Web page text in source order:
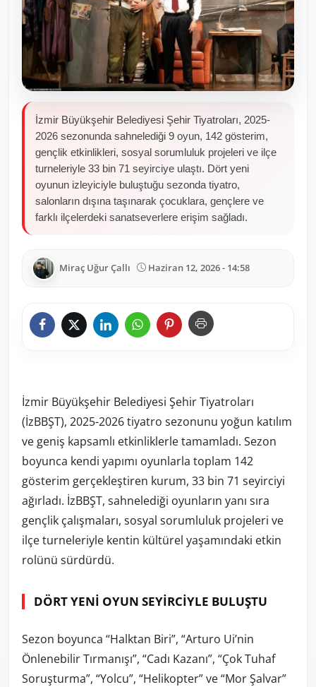
İzmir Büyükşehir Belediyesi Şehir Tiyatroları, 2025-
2026 sezonunda sahnelediği 9 oyun, 142 gösterim,
gençlik etkinlikleri, sosyal sorumluluk projeleri ve ilçe
turneleriyle 33 bin 71 seyirciye ulaştı. Dört yeni
oyunun izleyiciyle buluştuğu sezonda tiyatro,
salonların dışına taşınarak çocuklara, gençlere ve
farklı ilçelerdeki sanatseverlere erişim sağladı.
Miraç Uğur Çallı Haziran 12, 2026 - 14:58
İzmir Büyükşehir Belediyesi Şehir Tiyatroları
(İzBBŞT), 2025-2026 tiyatro sezonunu yoğun katılım
ve geniş kapsamlı etkinliklerle tamamladı. Sezon
boyunca kendi yapımı oyunlarla toplam 142
gösterim gerçekleştiren kurum, 33 bin 71 seyirciyi
ağırladı. İzBBŞT, sahnelediği oyunların yanı sıra
gençlik çalışmaları, sosyal sorumluluk projeleri ve
ilçe turneleriyle kentin kültürel yaşamındaki etkin
rolünü sürdürdü.
DÖRT YENİ OYUN SEYİRCİYLE BULUŞTU
Sezon boyunca “Halktan Biri”, “Arturo Ui’nin
Önlenebilir Tırmanışı”, “Cadı Kazanı”, “Çok Tuhaf
Soruşturma”, “Yolcu”, “Helikopter” ve “Mor Şalvar”